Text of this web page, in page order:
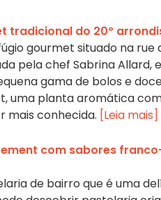
tradicional do 20º
gourmet situado na rue
pela chef Sabrina Allard,
gama de bolos e
uma planta aromática
mais conhecida. [Leia mais]
com sabores
de bairro que é uma